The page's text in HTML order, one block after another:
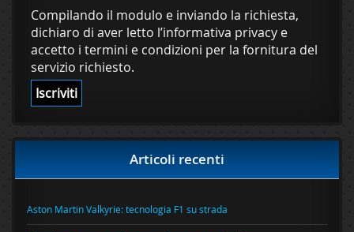
Compilando il modulo e inviando la richiesta,
dichiaro di aver letto l’informativa privacy e
accetto i termini e condizioni per la fornitura del
servizio richiesto.
Articoli recenti
Aston Martin Valkyrie: tecnologia F1 su strada